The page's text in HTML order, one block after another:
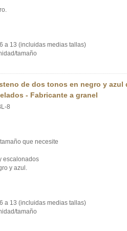
a 13 (incluidas medias tallas)
tamaño
de dos tonos en negro y azul
- Fabricante a granel
8
que necesite
escalonados
y azul.
a 13 (incluidas medias tallas)
tamaño